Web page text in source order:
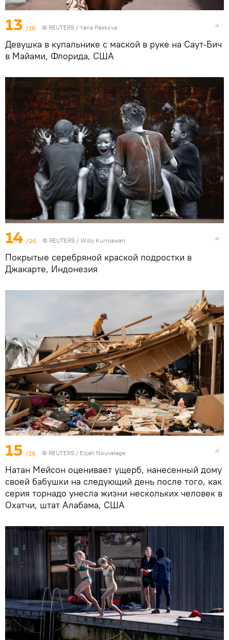
13 /26 © REUTERS / Yana Paskova
Девушка в купальнике с маской в руке на Саут-Бич
в Майами, Флорида, США
14 /26 © REUTERS / Willy Kurniawan
Покрытые серебряной краской подростки в
Джакарте, Индонезия
15 /26 © REUTERS / Elijah Nouvelage
Натан Мейсон оценивает ущерб, нанесенный дому
своей бабушки на следующий день после того, как
серия торнадо унесла жизни нескольких человек в
Охатчи, штат Алабама, США